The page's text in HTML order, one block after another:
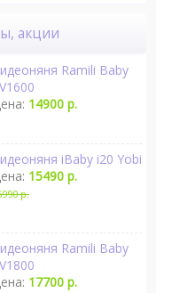
акции
Ramili Baby
14900 р.
iBaby i20 Yobi
15490 р.
р.
Ramili Baby
17700 р.